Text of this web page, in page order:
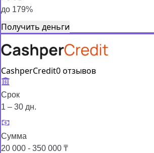
до 179%
Получить деньги
CashperCredit0 отзывов
Срок
1 – 30 дн.
Сумма
20 000 - 350 000 ₸